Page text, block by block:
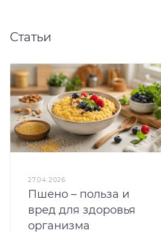
Статьи
27.04.2026
Пшено – польза и
вред для здоровья
организма